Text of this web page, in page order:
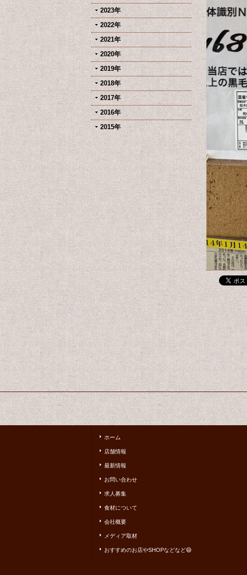
2023年
2022年
2021年
2020年
2019年
2018年
2017年
2016年
2015年
ホーム
店舗情報
最新情報
お問い合わせ
求人募集
食材について
会社概要
メディア取材
おすすめのお店やSHOPなどなど😄